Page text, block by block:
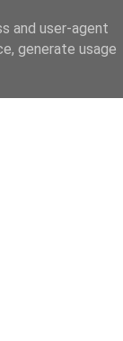
and user-agent
generate usage